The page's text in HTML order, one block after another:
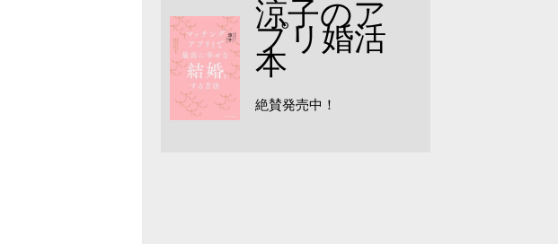
涼子のア
プリ婚活
本
絶賛発売中！